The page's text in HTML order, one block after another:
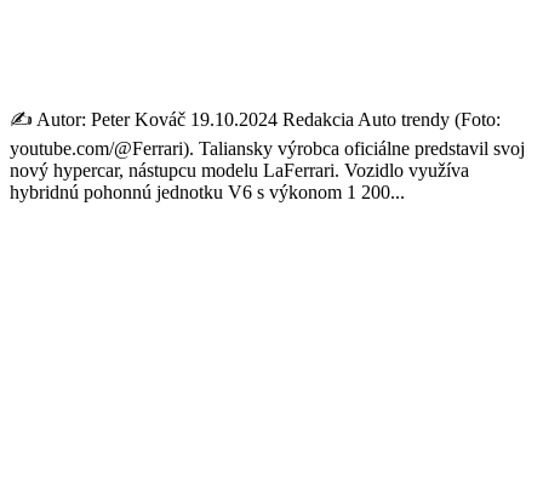
✍️ Autor: Peter Kováč 19.10.2024 Redakcia Auto trendy (Foto:
youtube.com/@Ferrari). Taliansky výrobca oficiálne predstavil svoj
nový hypercar, nástupcu modelu LaFerrari. Vozidlo využíva
hybridnú pohonnú jednotku V6 s výkonom 1 200...